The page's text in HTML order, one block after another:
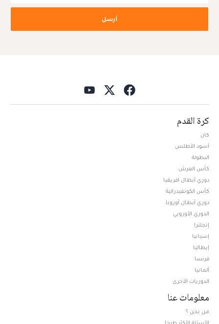
أرسل
كرة القدم
كان
أسود الأطلس
البطولة
كأس العرش
دوري أبطال افريقيا
كأس الكونفيدرالية
دوري أبطال أوروبا
الدوري الأوروبي
إنجلترا
إسبانيا
إيطاليا
فرنسا
ألمانيا
الدوريات الأخرى
معلومات عنا
من نحن ؟
الأسئلة الأكثر طرحا